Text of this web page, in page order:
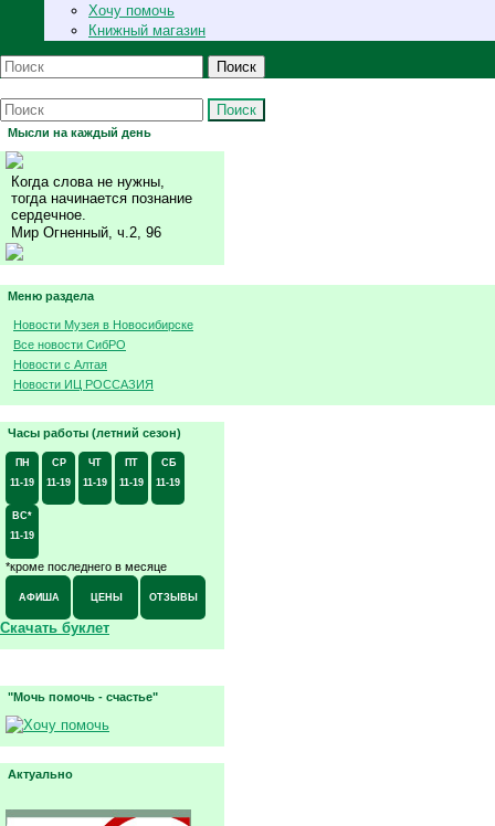
Хочу помочь
Книжный магазин
Поиск
Поиск
Мысли на каждый день
Когда слова не нужны,
тогда начинается познание
сердечное.
Мир Огненный, ч.2, 96
Меню раздела
Новости Музея в Новосибирске
Все новости СибРО
Новости с Алтая
Новости ИЦ РОССАЗИЯ
Часы работы (летний сезон)
ПН
11-19
СР
11-19
ЧТ
11-19
ПТ
11-19
СБ
11-19
ВС*
11-19
*кроме последнего в месяце
АФИША ЦЕНЫ ОТЗЫВЫ
Скачать буклет
"Мочь помочь - счастье"
Актуально